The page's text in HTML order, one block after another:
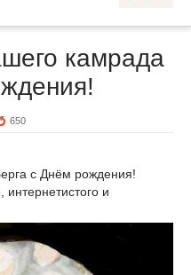
камрада
650
с Днём рождения!
интернетистого и